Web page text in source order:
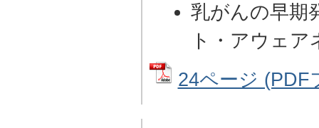
乳がんの早期
ト・アウェア
24ページ (PDF